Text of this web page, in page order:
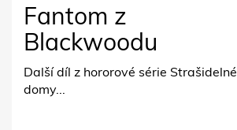
Fantom z
Blackwoodu
Další díl z hororové série Strašidelné
domy...